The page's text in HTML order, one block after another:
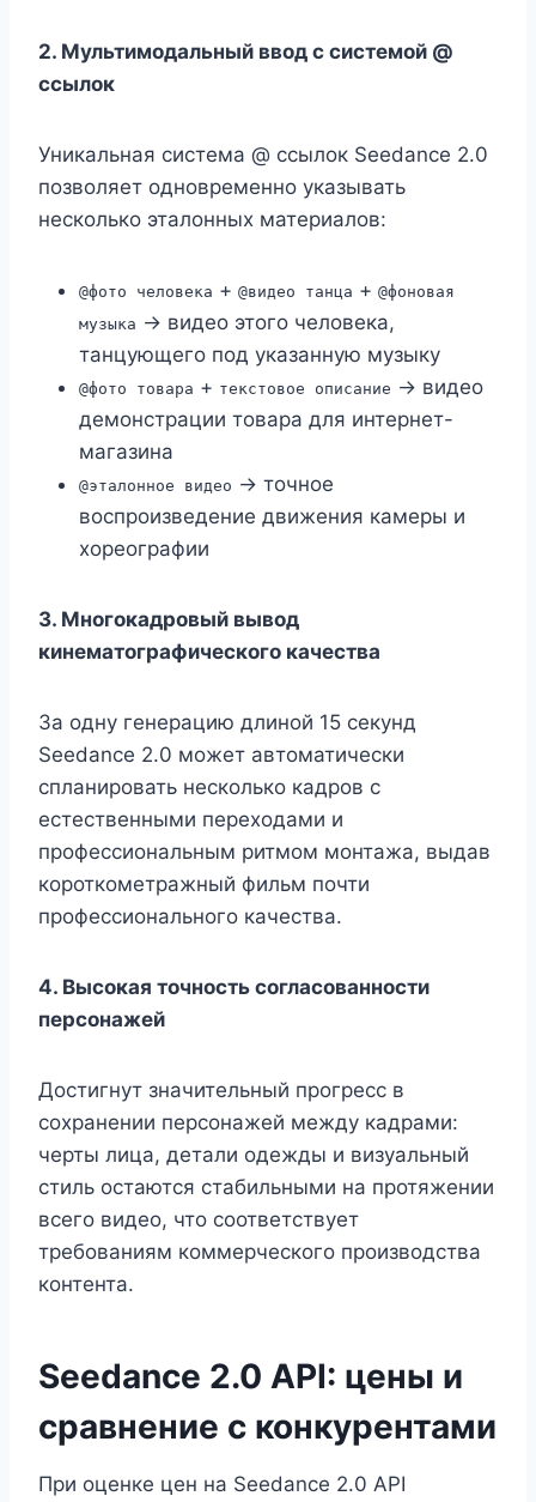
2. Мультимодальный ввод с системой @
ссылок
Уникальная система @ ссылок Seedance 2.0
позволяет одновременно указывать
несколько эталонных материалов:
@фото человека + @видео танца + @фоновая
музыка → видео этого человека,
танцующего под указанную музыку
@фото товара + текстовое описание → видео
демонстрации товара для интернет-
магазина
@эталонное видео → точное
воспроизведение движения камеры и
хореографии
3. Многокадровый вывод
кинематографического качества
За одну генерацию длиной 15 секунд
Seedance 2.0 может автоматически
спланировать несколько кадров с
естественными переходами и
профессиональным ритмом монтажа, выдав
короткометражный фильм почти
профессионального качества.
4. Высокая точность согласованности
персонажей
Достигнут значительный прогресс в
сохранении персонажей между кадрами:
черты лица, детали одежды и визуальный
стиль остаются стабильными на протяжении
всего видео, что соответствует
требованиям коммерческого производства
контента.
Seedance 2.0 API: цены и
сравнение с конкурентами
При оценке цен на Seedance 2.0 API